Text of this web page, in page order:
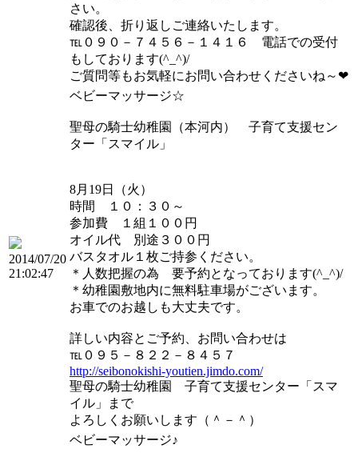
さい。
確認後、折り返しご連絡いたします。
℡０９０－７４５６－１４１６ 電話での受付
もしております(^_^)/
ご質問等もお気軽にお問い合わせくださいね～❤
2014/07/20
21:02:47
ベビーマッサージ☆
聖母の騎士幼稚園（本河内） 子育て支援セン
ター「スマイル」
8月19日（火）
時間 １０：３０～
参加費 １組１００円
オイル代 別途３００円
バスタオル１枚ご持参ください。
＊人数把握の為 要予約となっております(^_^)/
＊幼稚園敷地内に無料駐車場がございます。
お車でのお越しも大丈夫です。
詳しい内容とご予約、お問い合わせは
℡０９５－８２２－８４５７
http://seibonokishi-youtien.jimdo.com/
聖母の騎士幼稚園 子育て支援センター「スマ
イル」まで
よろしくお願いします（＾－＾）
ベビーマッサージ♪